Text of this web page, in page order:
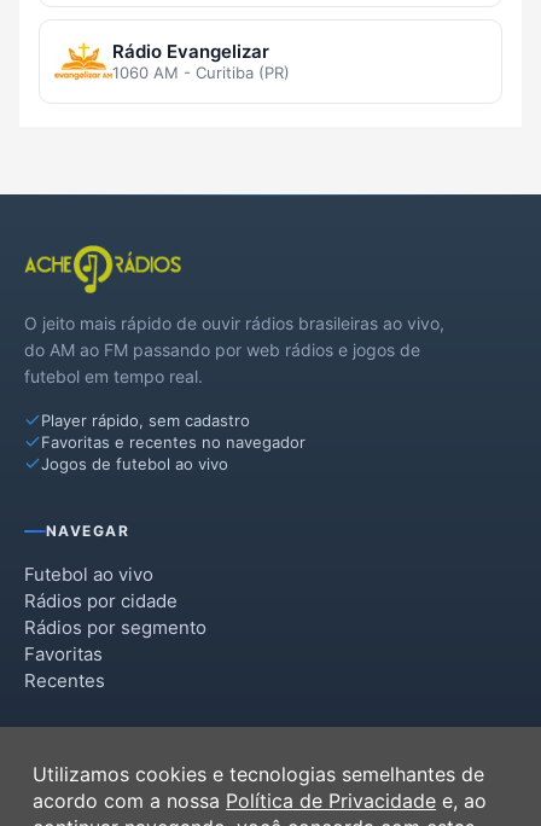
Rádio Evangelizar
1060 AM - Curitiba (PR)
O jeito mais rápido de ouvir rádios brasileiras ao vivo,
do AM ao FM passando por web rádios e jogos de
futebol em tempo real.
Player rápido, sem cadastro
Favoritas e recentes no navegador
Jogos de futebol ao vivo
NAVEGAR
Futebol ao vivo
Rádios por cidade
Rádios por segmento
Favoritas
Recentes
Termos de Uso
Política de Privacidade
Utilizamos cookies e tecnologias semelhantes de
acordo com a nossa Política de Privacidade e, ao